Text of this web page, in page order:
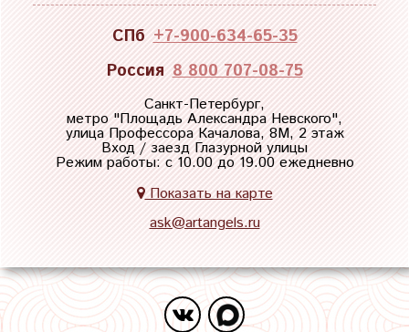
СПб +7-900-634-65-35
Россия 8 800 707-08-75
Санкт-Петербург,
метро "Площадь Александра Невского",
улица Профессора Качалова, 8М, 2 этаж
Вход / заезд Глазурной улицы
Режим работы: с 10.00 до 19.00 ежедневно
Показать на карте
ask@artangels.ru